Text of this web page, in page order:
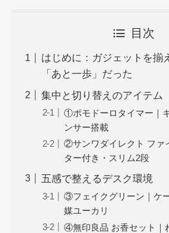
目次
はじめに：ガジェットを揃
「あと一歩」だった
集中と切り替えのアイテム
①ポモドーロタイマー｜
ンサー搭載
②サンワダイレクト ファ
ター付き・スリム2段
五感で整えるデスク環境
③フェイクグリーン｜ケ
媒ユーカリ
④無印良品 お香セット｜